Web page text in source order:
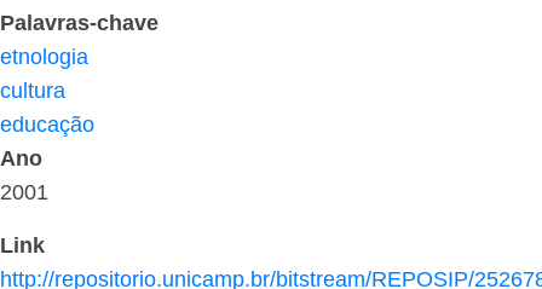
Palavras-chave
etnologia
cultura
educação
Ano
2001
Link
http://repositorio.unicamp.br/bitstream/REPOSIP/